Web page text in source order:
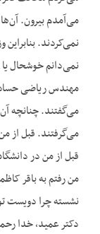
می‌آمدم بیرون.
نمی‌کردند.
نمی‌دانم خوشحال
مهندس ریاضی
می‌گفتند. چنانچه
می‌گرفتند. قبل از
قبل از من در
من رفتم به باقر
نشسته چرا دویست
دکتر عمید، خدا